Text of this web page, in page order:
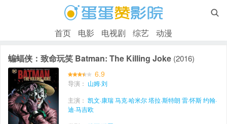

首页 电影 电视剧 综艺 动漫
蝙蝠侠：致命玩笑 Batman: The Killing Joke (2016)
6.9
导演： 山姆·刘
主演： 凯文·康瑞马克·哈米尔塔拉·斯特朗 雷·怀斯约翰·
迪·马吉欧